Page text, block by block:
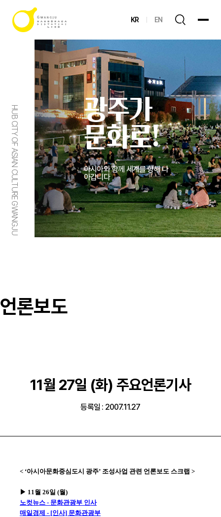
KR EN
HUB CITY OF ASIAN CULTURE GWANGJU
광주가
문화로!
아시아와 함께 세계를 향해 나
아갑니다
언론보도
11월 27일 (화) 주요언론기사
등록일 : 2007.11.27
< ‘아시아문화중심도시 광주’ 조성사업 관련 언론보도 스크랩 >
▶ 11월 26일 (월)
노컷뉴스 - 문화관광부 인사
매일경제 - [인사] 문화관광부